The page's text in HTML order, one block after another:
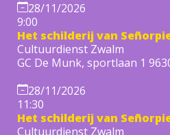
28/11/2026
9:00
Het schilderij van
Cultuurdienst Zwalm
GC De Munk, sportlaan 1
28/11/2026
11:30
Het schilderij van
Cultuurdienst Zwalm